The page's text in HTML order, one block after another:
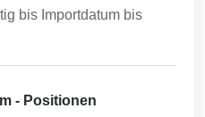
bis Importdatum bis
- Positionen